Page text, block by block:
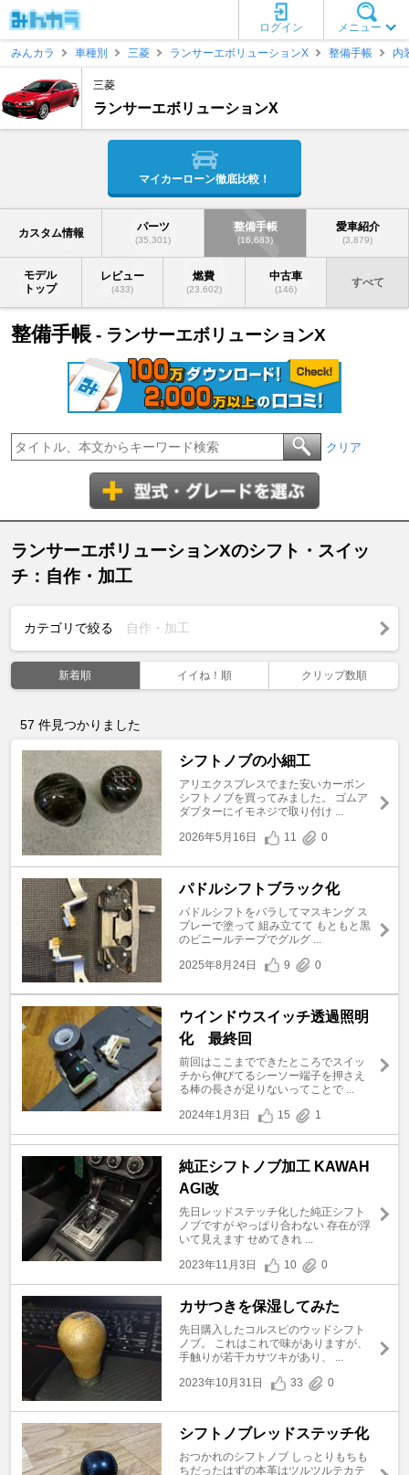
メニュー
ログイン
みんカラ
車種別 三菱 ランサーエボリューションX 整備手帳 内
三菱
ランサーエボリューションX
マイカーローン徹底比較！
カスタム情報 パーツ
(35,301)
整備手帳
(16,683)
愛車紹介
(3,879)
モデル
トップ
レビュー
(433)
燃費
(23,602)
中古車
(146)
すべて
整備手帳 - ランサーエボリューションX
クリア
ランサーエボリューションXのシフト・スイッ
チ：自作・加工
カテゴリで絞る 自作・加工
新着順 イイね！順 クリップ数順
57 件見つかりました
シフトノブの小細工
アリエクスプレスでまた安いカーボン
シフトノブを買ってみました。 ゴムア
ダプターにイモネジで取り付け ...
2026年5月16日
11 0
パドルシフトブラック化
パドルシフトをバラしてマスキング ス
プレーで塗って 組み立てて もともと黒
のビニールテープでグルグ ...
2025年8月24日
9 0
ウインドウスイッチ透過照明
化 最終回
前回はここまでできたところでスイッ
チから伸びてるシーソー端子を押さえ
る棒の長さが足りないってことで ...
2024年1月3日
15 1
純正シフトノブ加工 KAWAH
AGI改
先日レッドステッチ化した純正シフト
ノブですが やっぱり合わない 存在が浮
いて見えます せめてきれ ...
2023年11月3日
10 0
カサつきを保湿してみた
先日購入したコルスピのウッドシフト
ノブ。 これはこれで味がありますが、
手触りが若干カサツキがあり、 ...
2023年10月31日
33 0
シフトノブレッドステッチ化
おつかれのシフトノブ しっとりもちも
ちだったはずの本革はツルツルテカテ